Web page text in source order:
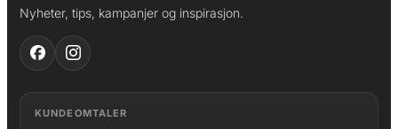
Nyheter, tips, kampanjer og inspirasjon.
KUNDEOMTALER